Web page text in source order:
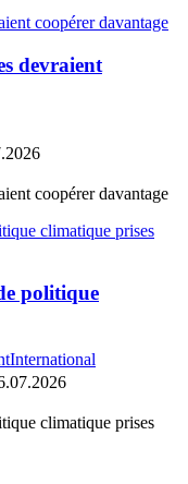
devraient
politique
International